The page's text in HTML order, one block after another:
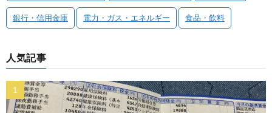
銀行・信用金庫 電力・ガス・エネルギー 食品・飲料
人気記事